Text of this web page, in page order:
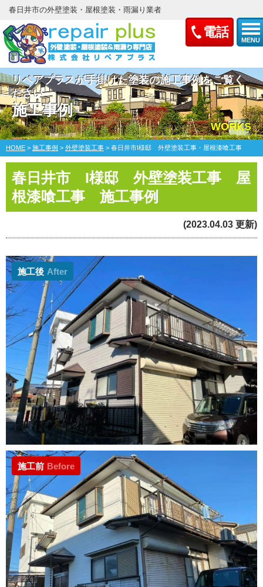
電話
MENU
春日井市の外壁塗装・屋根塗装・雨漏り業者
リペアプラスが手掛けた塗装の施工事例をご覧く
ださい
施工事例
WORKS
HOME > 施工事例 > 外壁塗装工事 > 春日井市I様邸 外壁塗装工事・屋根漆喰工事
春日井市 I様邸 外壁塗装工事 屋
根漆喰工事 施工事例
(2023.04.03 更新)
施工後 After
施工前 Before